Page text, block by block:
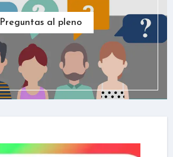
Preguntas al pleno